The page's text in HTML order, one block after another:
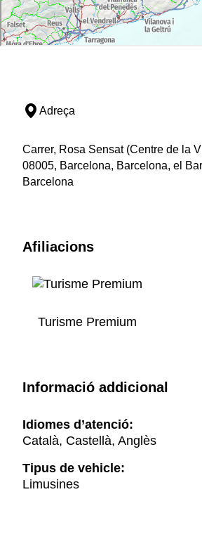
Adreça
Carrer, Rosa Sensat (Centre de la
08005, Barcelona, Barcelona, el
Barcelona
Afiliacions
Turisme Premium
Informació addicional
Idiomes d’atenció:
Català, Castellà, Anglès
Tipus de vehicle:
Limusines